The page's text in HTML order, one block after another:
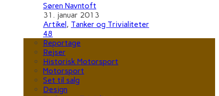
Søren Navntoft
31. januar 2013
Artikel, Tanker og Trivialiteter
48
Reportage
Rejser
Historisk Motorsport
Motorsport
Set til salg
Design